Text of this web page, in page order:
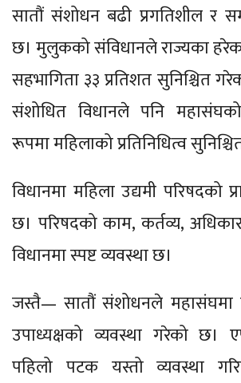
सातौं संशोधन बढी प्रगतिशील र
छ। मुलुकको संविधानले राज्यका
सहभागिता ३३ प्रतिशत सुनिश्चित
संशोधित विधानले पनि महासंघको
रूपमा महिलाको प्रतिनिधित्व
विधानमा महिला उद्यमी परिषदको
छ। परिषदको काम, कर्तव्य,
विधानमा स्पष्ट व्यवस्था छ।
जस्तै— सातौं संशोधनले महासंघमा
उपाध्यक्षको व्यवस्था गरेको छ।
पहिलो पटक यस्तो व्यवस्था